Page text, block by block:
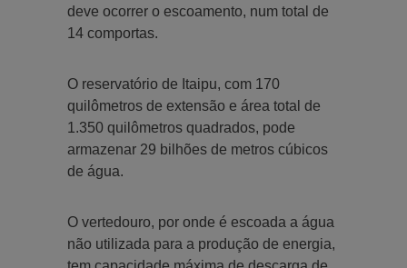
deve ocorrer o escoamento, num total de
14 comportas.
O reservatório de Itaipu, com 170
quilômetros de extensão e área total de
1.350 quilômetros quadrados, pode
armazenar 29 bilhões de metros cúbicos
de água.
O vertedouro, por onde é escoada a água
não utilizada para a produção de energia,